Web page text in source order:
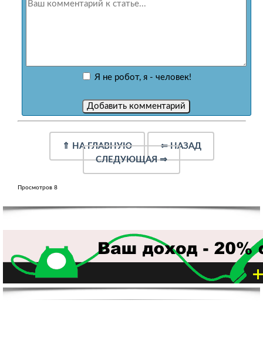
Я не робот, я - человек!
⇑ НА ГЛАВНУЮ ⇐НАЗАД
СЛЕДУЮЩАЯ⇒
Просмотров 8